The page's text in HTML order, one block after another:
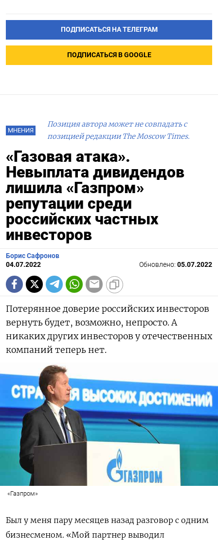
ПОДПИСАТЬСЯ НА ТЕЛЕГРАМ
ПОДПИСАТЬСЯ В GOOGLE
МНЕНИЯ
Позиция автора может не совпадать с
позицией редакции The Moscow Times.
«Газовая атака».
Невыплата дивидендов
лишила «Газпром»
репутации среди
российских частных
инвесторов
Борис Сафронов
04.07.2022
Обновлено: 05.07.2022
Потерянное доверие российских инвесторов
вернуть будет, возможно, непросто. А
никаких других инвесторов у отечественных
компаний теперь нет.
«Газпром»
Был у меня пару месяцев назад разговор с одним
бизнесменом. «Мой партнер выводил